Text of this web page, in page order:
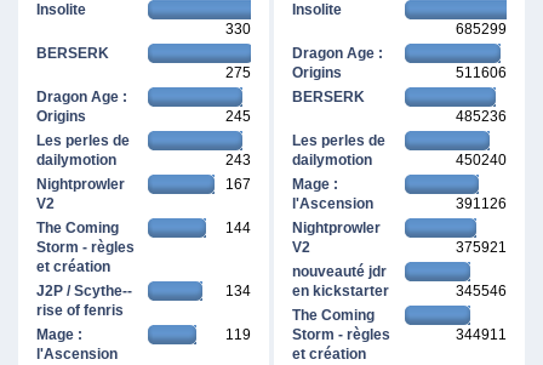
Insolite
330
BERSERK
275
Dragon Age :
Origins
245
Les perles de
dailymotion
243
Nightprowler
V2
167
The Coming
Storm - règles
et création
144
J2P / Scythe--
rise of fenris
134
Mage :
l'Ascension
119
Insolite
685299
Dragon Age :
Origins
511606
BERSERK
485236
Les perles de
dailymotion
450240
Mage :
l'Ascension
391126
Nightprowler
V2
375921
nouveauté jdr
en kickstarter
345546
The Coming
Storm - règles
et création
344911